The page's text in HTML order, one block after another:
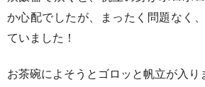
か心配でしたが、まったく問題なく
ていました！
お茶碗によそうとゴロッと帆立が入り